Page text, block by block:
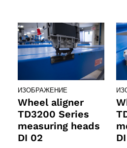
ИЗОБРАЖЕНИЕ
Wheel aligner
TD3200 Series
measuring heads
DI 02